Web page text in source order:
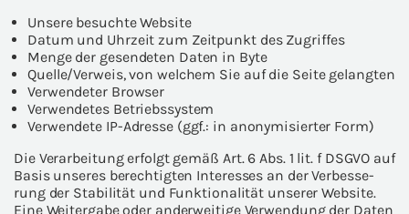
Un­se­re be­such­te Web­site
Datum und Uhr­zeit zum Zeit­punkt des Zu­grif­fes
Menge der ge­sen­de­ten Daten in Byte
Quel­le/Ver­weis, von wel­chem Sie auf die Seite ge­lang­ten
Ver­wen­de­ter Brow­ser
Ver­wen­de­tes Be­triebs­sys­tem
Ver­wen­de­te IP-​Adresse (ggf.: in an­ony­mi­sier­ter Form)
Die Ver­ar­bei­tung er­folgt gemäß Art. 6 Abs. 1 lit. f DSGVO auf
Basis un­se­res be­rech­tig­ten In­ter­es­ses an der Ver­bes­se­
rung der Sta­bi­li­tät und Funk­tio­na­li­tät un­se­rer Web­site.
Eine Wei­ter­ga­be oder an­der­wei­ti­ge Ver­wen­dung der Daten